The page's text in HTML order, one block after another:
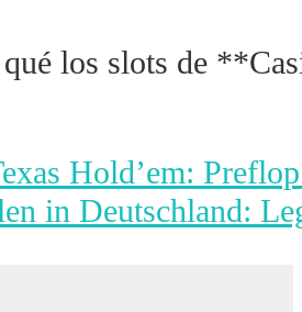
los slots de
Hold’em:
in Deutschland: